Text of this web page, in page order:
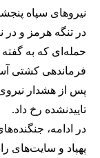
در تنگه هرمز و
حمله‌ای که به گفته
فرماندهی کشتی
پس از هشدار
تاییدنشده رخ داد.
پهپاد و سایت‌های